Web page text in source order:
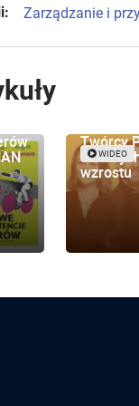
Zarządzanie i
Twórcy
o
wzrostu
WIDEO